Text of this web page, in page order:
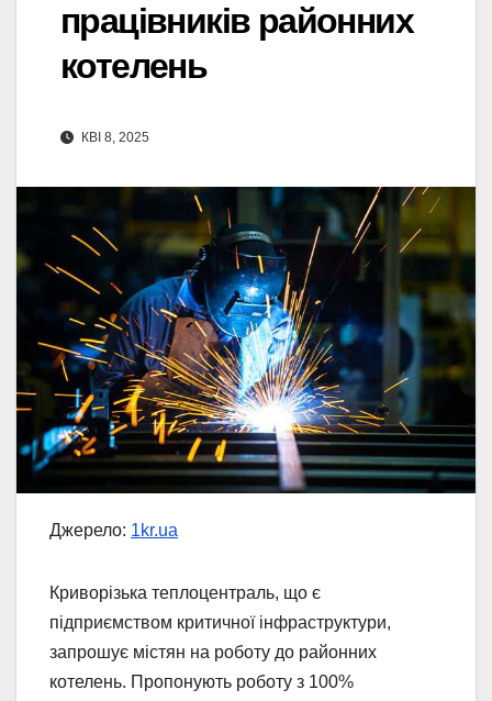
працівників районних
котелень
КВІ 8, 2025
Джерело: 1kr.ua
Криворізька теплоцентраль, що є
підприємством критичної інфраструктури,
запрошує містян на роботу до районних
котелень. Пропонують роботу з 100%